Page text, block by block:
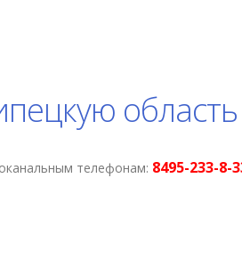
область
телефонам: 8495-233-8-